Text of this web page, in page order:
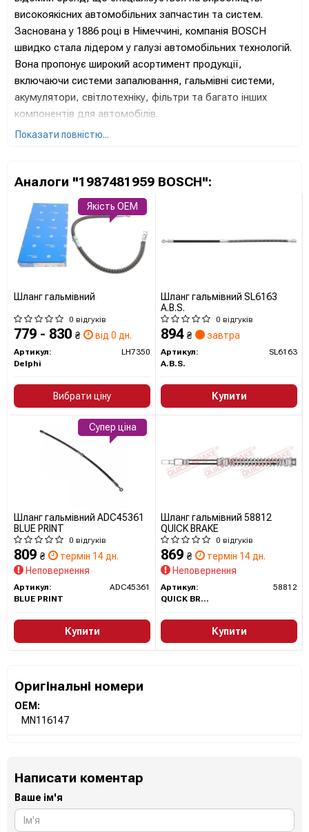
високоякісних автомобільних запчастин та систем.
Заснована у 1886 році в Німеччині, компанія BOSCH
швидко стала лідером у галузі автомобільних технологій.
Вона пропонує широкий асортимент продукції,
включаючи системи запалювання, гальмівні системи,
акумулятори, світлотехніку, фільтри та багато інших
компонентів для автомобілів.
Продукція BOSCH відома своєю надійністю,
автовиробників світу, а також широко представлена на
ринку автозапчастин для вторинного обслуговування.
Завдяки постійним інвестиціям у дослідження та
розробки, BOSCH залишається на передовій
автомобільних технологій, впроваджуючи нові та
покращені рішення для автомобільної індустрії.
Серед найважливіших досягнень BOSCH можна
відзначити розробку системи ABS, впорскування палива
та численних електронних систем управління, які значно
https://www.boschaftermarket.com/
Усі запчастини BOSCH →
Показати повністю...
Аналоги "1987481959 BOSCH":
Шланг гальмівний
0 відгуків
779 - 830 ₴ від 0 дн.
Артикул:
LH7350
Delphi
Вибрати ціну
Якість OEM
Шланг гальмівний SL6163
A.B.S.
0 відгуків
894 ₴ завтра
Артикул:
SL6163
A.B.S.
Купити
Шланг гальмівний ADC45361
BLUE PRINT
0 відгуків
809 ₴
термін 14 дн.
Неповернення
Артикул:
ADC45361
BLUE PRINT
Купити
Супер ціна
Шланг гальмівний 58812
QUICK BRAKE
0 відгуків
869 ₴
термін 14 дн.
Неповернення
Артикул:
58812
QUICK BRAKE
Купити
Оригінальні номери
OEM:
MN116147
Написати коментар
Ваше ім'я